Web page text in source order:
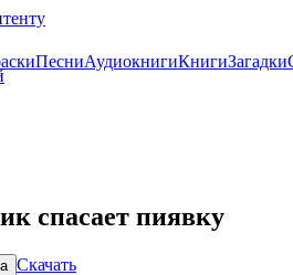
ПесниАудиокнигиКнигиЗагадки
спасает пиявку
Скачать